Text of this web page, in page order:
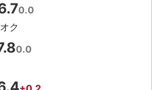
0.0
ク
0.0